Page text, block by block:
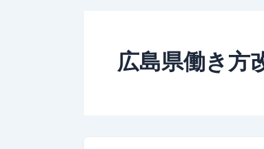
広島県働き方